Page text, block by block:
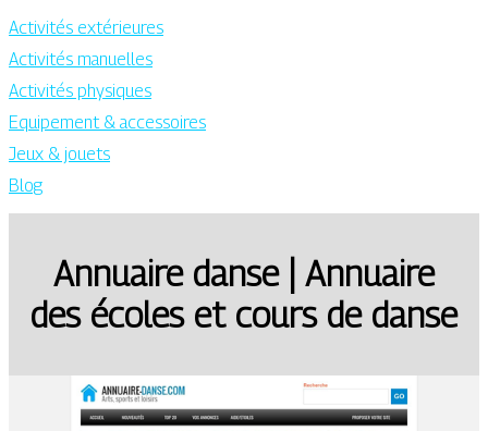
Activités extérieures
Activités manuelles
Activités physiques
Equipement & accessoires
Jeux & jouets
Blog
Annuaire danse | Annuaire
des écoles et cours de danse